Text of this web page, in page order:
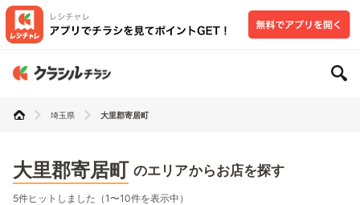
埼玉県 大里郡寄居町
大里郡寄居町 のエリアからお店を探す
5件ヒットしました（1〜10件を表示中）